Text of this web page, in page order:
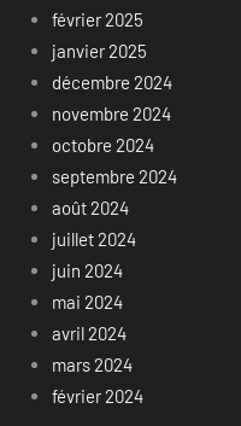
février 2025
janvier 2025
décembre 2024
novembre 2024
octobre 2024
septembre 2024
août 2024
juillet 2024
juin 2024
mai 2024
avril 2024
mars 2024
février 2024